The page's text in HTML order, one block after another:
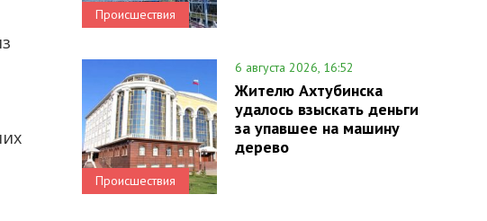
Происшествия
Происшествия
6 августа 2026, 16:52
Жителю Ахтубинска
удалось взыскать деньги
за упавшее на машину
дерево